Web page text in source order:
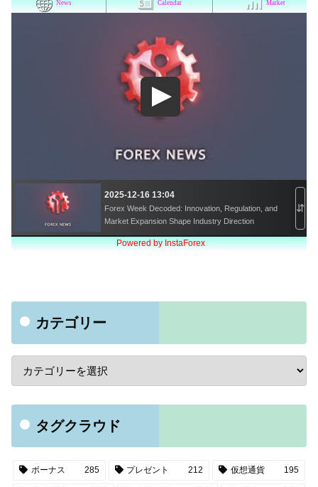
カテゴリー
タグクラウド
ボーナス 285 プレゼント 212 仮想通貨 195